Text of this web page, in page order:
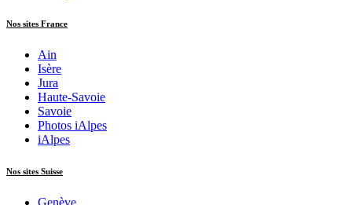
Nos sites France
Ain
Isère
Jura
Haute-Savoie
Savoie
Photos iAlpes
iAlpes
Nos sites Suisse